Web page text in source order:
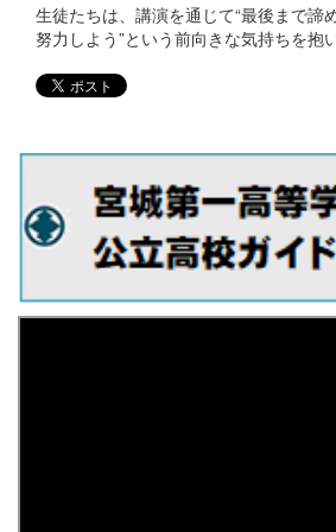
生徒たちは、講演を通じて“最後まで諦
努力しよう”という前向きな気持ちを抱